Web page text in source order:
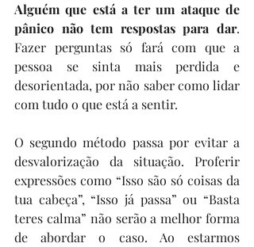
Alguém que está a ter um ataque de
pânico não tem respostas para dar.
Fazer perguntas só fará com que a
pessoa se sinta mais perdida e
desorientada, por não saber como lidar
com tudo o que está a sentir.
O segundo método passa por evitar a
desvalorização da situação. Proferir
expressões como “Isso são só coisas da
tua cabeça”, “Isso já passa” ou “Basta
teres calma” não serão a melhor forma
de abordar o caso. Ao estarmos